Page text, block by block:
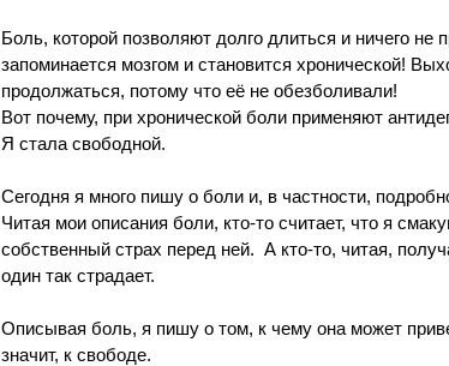
Боль, которой позволяют долго длиться и ничего не
запоминается мозгом и становится хронической!
продолжаться, потому что её не обезболивали!
Вот почему, при хронической боли применяют
Я стала свободной.
Сегодня я много пишу о боли и, в частности,
Читая мои описания боли, кто-то считает, что я
собственный страх перед ней.  А кто-то, читая,
один так страдает.
Описывая боль, я пишу о том, к чему она может
значит, к свободе.